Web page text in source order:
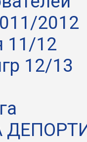
2012
11/12
12/13